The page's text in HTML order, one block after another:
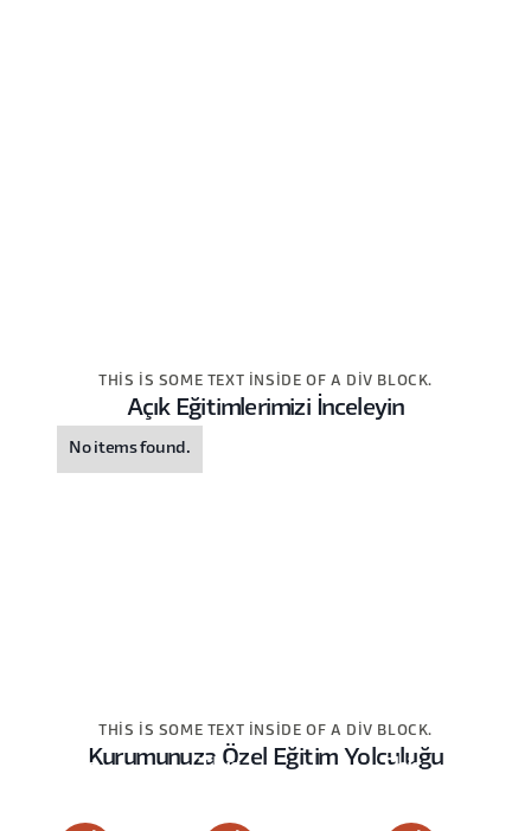
THIS IS SOME TEXT INSIDE OF A DIV BLOCK.
Açık Eğitimlerimizi İnceleyin
No items found.
THIS IS SOME TEXT INSIDE OF A DIV BLOCK.
Kurumunuza Özel Eğitim Yolculuğu
This
This
This